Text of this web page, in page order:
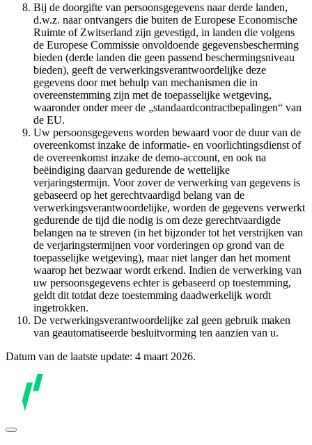
Bij de doorgifte van persoonsgegevens naar derde landen,
d.w.z. naar ontvangers die buiten de Europese Economische
Ruimte of Zwitserland zijn gevestigd, in landen die volgens
de Europese Commissie onvoldoende gegevensbescherming
bieden (derde landen die geen passend beschermingsniveau
bieden), geeft de verwerkingsverantwoordelijke deze
gegevens door met behulp van mechanismen die in
overeenstemming zijn met de toepasselijke wetgeving,
waaronder onder meer de „standaardcontractbepalingen“ van
de EU.
Uw persoonsgegevens worden bewaard voor de duur van de
overeenkomst inzake de informatie- en voorlichtingsdienst of
de overeenkomst inzake de demo-account, en ook na
beëindiging daarvan gedurende de wettelijke
verjaringstermijn. Voor zover de verwerking van gegevens is
gebaseerd op het gerechtvaardigd belang van de
verwerkingsverantwoordelijke, worden de gegevens verwerkt
gedurende de tijd die nodig is om deze gerechtvaardigde
belangen na te streven (in het bijzonder tot het verstrijken van
de verjaringstermijnen voor vorderingen op grond van de
toepasselijke wetgeving), maar niet langer dan het moment
waarop het bezwaar wordt erkend. Indien de verwerking van
uw persoonsgegevens echter is gebaseerd op toestemming,
geldt dit totdat deze toestemming daadwerkelijk wordt
ingetrokken.
De verwerkingsverantwoordelijke zal geen gebruik maken
van geautomatiseerde besluitvorming ten aanzien van u.
Datum van de laatste update: 4 maart 2026.